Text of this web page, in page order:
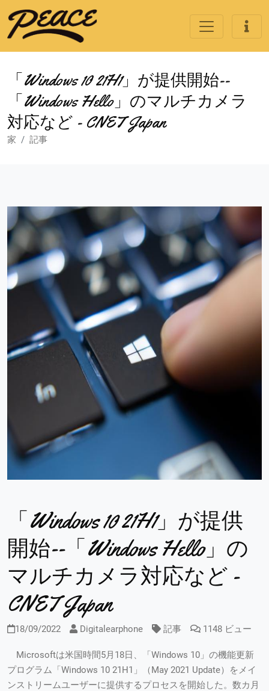
「Windows 10 21H1」が提供開始--
「Windows Hello」のマルチカメラ
対応など - CNET Japan
家 記事
「Windows 10 21H1」が提供
開始--「Windows Hello」の
マルチカメラ対応など -
CNET Japan
18/09/2022 Digitalearphone 記事 1148 ビュー
Microsoftは米国時間5月18日、「Windows 10」の機能更新
プログラム「Windows 10 21H1」（May 2021 Update）をメイ
ンストリームユーザーに提供するプロセスを開始した。数カ月